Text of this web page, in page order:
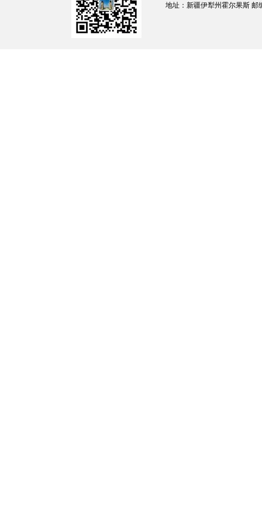
地址：新疆伊犁州霍尔果斯